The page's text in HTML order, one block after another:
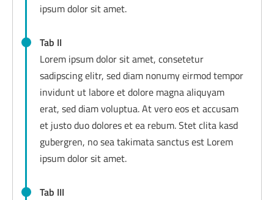
ipsum dolor sit amet.
Tab II
Lorem ipsum dolor sit amet, consetetur
sadipscing elitr, sed diam nonumy eirmod tempor
invidunt ut labore et dolore magna aliquyam
erat, sed diam voluptua. At vero eos et accusam
et justo duo dolores et ea rebum. Stet clita kasd
gubergren, no sea takimata sanctus est Lorem
ipsum dolor sit amet.
Tab III